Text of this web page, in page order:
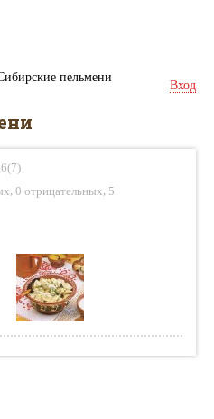
пельмени
Вход
0 отрицательных 5